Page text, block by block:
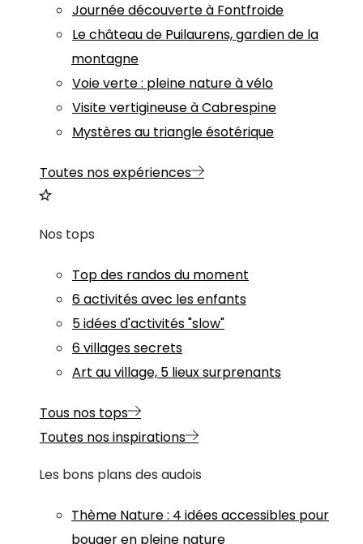
Journée découverte à Fontfroide
Le château de Puilaurens, gardien de la
montagne
Voie verte : pleine nature à vélo
Visite vertigineuse à Cabrespine
Mystères au triangle ésotérique
Toutes nos expériences
Nos tops
Top des randos du moment
6 activités avec les enfants
5 idées d'activités "slow"
6 villages secrets
Art au village, 5 lieux surprenants
Tous nos tops
Toutes nos inspirations
Les bons plans des audois
Thème Nature: 4 idées accessibles pour
bouger en pleine nature